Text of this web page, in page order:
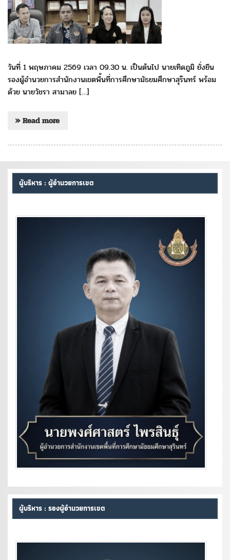
วันที่ 1 พฤษภาคม 2569 เวลา 09.30 น. เป็นต้นไป นายเทิดภูมิ ยั่งยืน
รองผู้อำนวยการสำนักงานเขตพื้นที่การศึกษามัธยมศึกษาสุรินทร์ พร้อม
ด้วย นายวัชรา สามาลย […]
» Read more
ผู้บริหาร : ผู้อำนวยการเขต
ผู้บริหาร : รองผู้อำนวยการเขต